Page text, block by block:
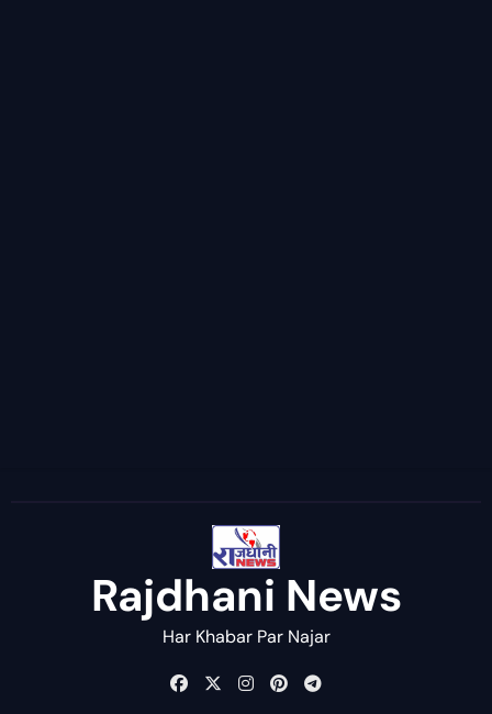
Rajdhani News
Har Khabar Par Najar